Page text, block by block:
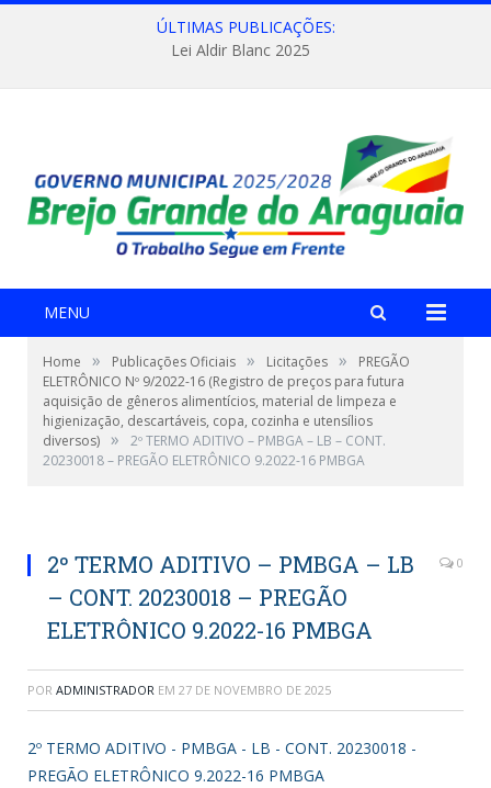
ÚLTIMAS PUBLICAÇÕES:
Lei Aldir Blanc 2025
MENU
Home » Publicações Oficiais » Licitações »
PREGÃO
ELETRÔNICO Nº 9/2022-16 (Registro de preços para futura
aquisição de gêneros alimentícios, material de limpeza e
higienização, descartáveis, copa, cozinha e utensílios
diversos) »
2º TERMO ADITIVO – PMBGA – LB – CONT.
20230018 – PREGÃO ELETRÔNICO 9.2022-16 PMBGA
2º TERMO ADITIVO – PMBGA – LB
– CONT. 20230018 – PREGÃO
ELETRÔNICO 9.2022-16 PMBGA
0
POR ADMINISTRADOR EM 27 DE NOVEMBRO DE 2025
2º TERMO ADITIVO - PMBGA - LB - CONT. 20230018 -
PREGÃO ELETRÔNICO 9.2022-16 PMBGA